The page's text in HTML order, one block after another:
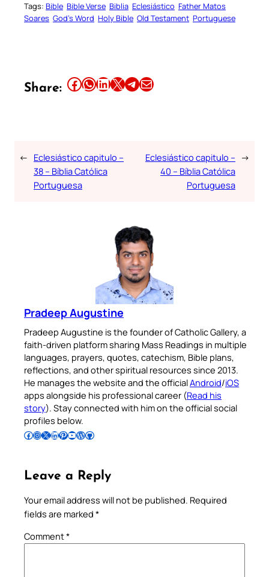
Tags: Bible Bible Verse Biblia Eclesiástico Father Matos
Soares God’s Word Holy Bible Old Testament Portuguese
Share: Share this article on Facebook Share this article on WhatsApp Share this article on LinkedIn Share this article on X Share this article on TelegramEmail this Article
← Eclesiástico capitulo –
38 – Bíblia Católica
Portuguesa
Eclesiástico capitulo –
40 – Bíblia Católica
Portuguesa
→
Pradeep Augustine
Pradeep Augustine is the founder of Catholic Gallery, a
faith-driven platform sharing Mass Readings in multiple
languages, prayers, quotes, catechism, Bible plans,
reflections, and other spiritual resources since 2013.
He manages the website and the officialAndroid/iOS
apps alongside his professional career (Read his
story). Stay connected with him on the official social
profiles below.
Follow Pradeep on Facebook Follow Pradeep on InstagramFollow Pradeep on X Follow Pradeep on LinkedIn Follow Pradeep on Pinterest Subscribe to Pradeep’s Youtube Channel Follow Pradeep on WordPress Follow Pradeep on GitHub
Leave a Reply
Your email address will not be published. Required
fields are marked *
Comment*